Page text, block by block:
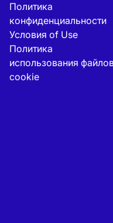
Политика
конфиденциальности
Условия of Use
Политика
использования
cookie